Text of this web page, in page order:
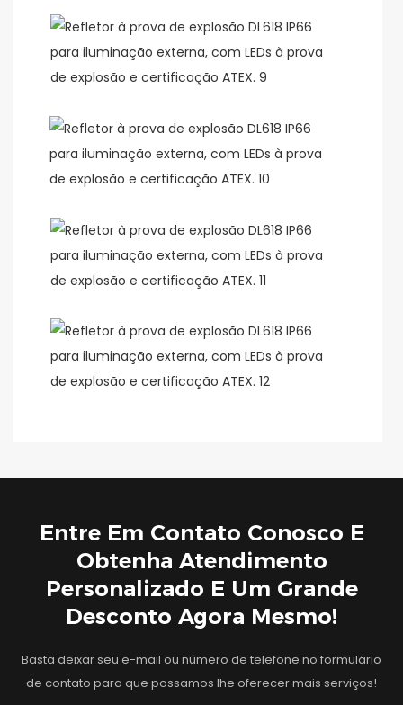
Entre Em Contato Conosco E
Obtenha Atendimento
Personalizado E Um Grande
Desconto Agora Mesmo!
Basta deixar seu e-mail ou número de telefone no formulário
de contato para que possamos lhe oferecer mais serviços!